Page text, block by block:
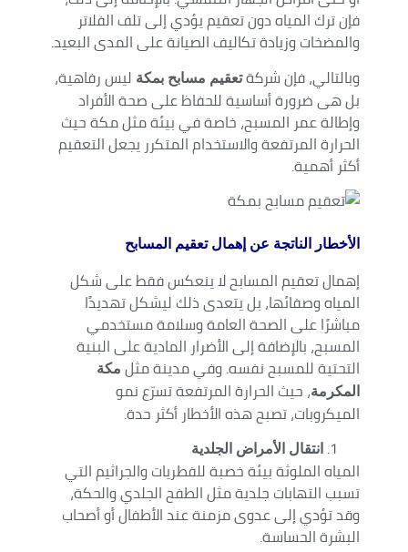
فإن ترك المياه دون تعقيم يؤدي إلى تلف الفلاتر
والمضخات وزيادة تكاليف الصيانة على المدى البعيد.
وبالتالي، فإن شركةتعقيم مسابح بمكة ليس رفاهية،
بل هى ضرورة أساسية للحفاظ على صحة الأفراد
وإطالة عمر المسبح، خاصة في بيئة مثل مكة حيث
الحرارة المرتفعة والاستخدام المتكرر يجعل التعقيم
أكثر أهمية.
الأخطار الناتجة عن إهمال تعقيم المسابح
إهمال تعقيم المسابح لا ينعكس فقط على شكل
المياه وصفائها، بل يتعدى ذلك ليشكل تهديدًا
مباشرًا على الصحة العامة وسلامة مستخدمي
المسبح، بالإضافة إلى الأضرار المادية على البنية
التحتية للمسبح نفسه. وفي مدينة مثل مكة
المكرمة، حيث الحرارة المرتفعة تسرّع نمو
الميكروبات، تصبح هذه الأخطار أكثر حدة.
انتقال الأمراض الجلدية
المياه الملوثة بيئة خصبة للفطريات والجراثيم التي
تسبب التهابات جلدية مثل الطفح الجلدي والحكة،
وقد تؤدي إلى عدوى مزمنة عند الأطفال أو أصحاب
البشرة الحساسة.